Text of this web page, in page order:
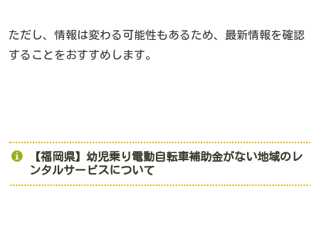
ただし、情報は変わる可能性もあるため、最新情報を確認
することをおすすめします。
【福岡県】幼児乗り電動自転車補助金がない地域のレ
ンタルサービスについて